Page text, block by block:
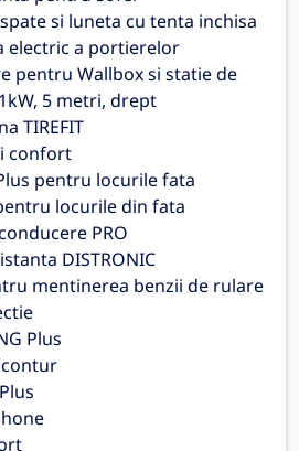
si luneta cu tenta inchisa
electric a portierelor
pentru Wallbox si statie de
5 metri, drept
TIREFIT
confort
pentru locurile fata
locurile din fata
PRO
DISTRONIC
mentinerea benzii de rulare
Plus